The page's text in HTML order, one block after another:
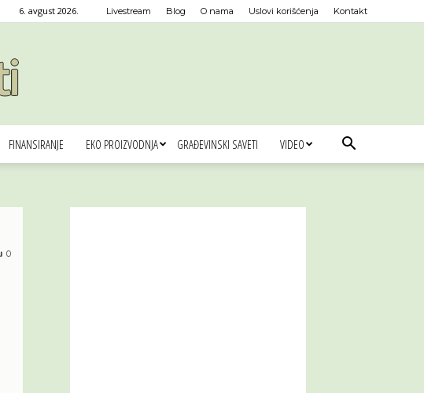
6. avgust 2026. Livestream Blog O nama Uslovi korišćenja Kontakt
FINANSIRANJE EKO PROIZVODNJA GRAĐEVINSKI SAVETI VIDEO
0